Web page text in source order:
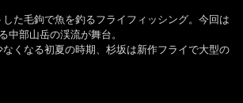
た毛鉤で魚を釣るフライフィッシング。今回は
中部山岳の渓流が舞台。
くなる初夏の時期、杉坂は新作フライで大型の